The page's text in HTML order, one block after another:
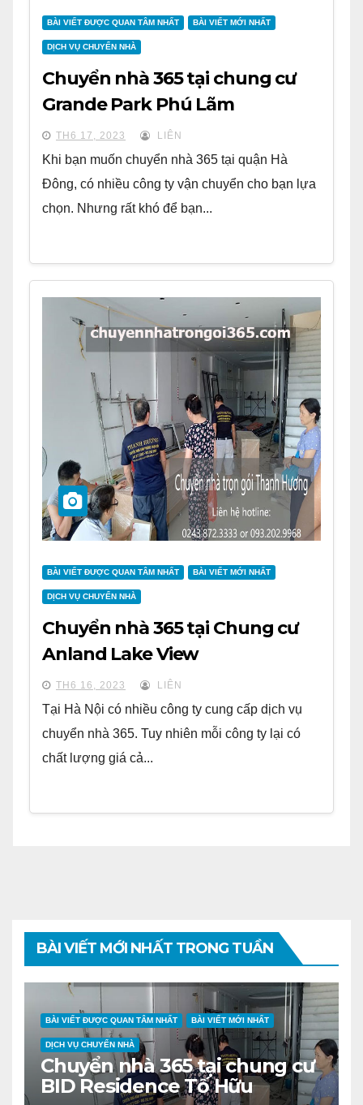
BÀI VIẾT ĐƯỢC QUAN TÂM NHẤT BÀI VIẾT MỚI NHẤT
DỊCH VỤ CHUYỂN NHÀ
Chuyển nhà 365 tại chung cư
Grande Park Phú Lãm
TH6 17, 2023 LIÊN
Khi bạn muốn chuyển nhà 365 tại quận Hà
Đông, có nhiều công ty vận chuyển cho bạn lựa
chọn. Nhưng rất khó để bạn...
BÀI VIẾT ĐƯỢC QUAN TÂM NHẤT BÀI VIẾT MỚI NHẤT
DỊCH VỤ CHUYỂN NHÀ
Chuyển nhà 365 tại Chung cư
Anland Lake View
TH6 16, 2023 LIÊN
Tại Hà Nội có nhiều công ty cung cấp dịch vụ
chuyển nhà 365. Tuy nhiên mỗi công ty lại có
chất lượng giá cả...
BÀI VIẾT MỚI NHẤT TRONG TUẦN
BÀI VIẾT ĐƯỢC QUAN TÂM NHẤT BÀI VIẾT MỚI NHẤT
DỊCH VỤ CHUYỂN NHÀ
Chuyển nhà 365 tại chung cư
BID Residence Tố Hữu